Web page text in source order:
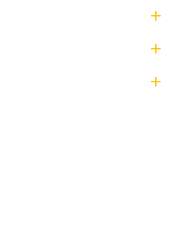
add
add
add